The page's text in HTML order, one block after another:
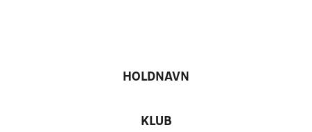
HOLDNAVN
KLUB